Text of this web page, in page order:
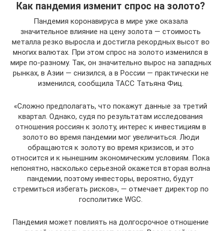
Как пандемия изменит спрос на золото?
Пандемия коронавируса в мире уже оказала
значительное влияние на цену золота — стоимость
металла резко выросла и достигла рекордных высот во
многих валютах. При этом спрос на золото изменился в
мире по-разному. Так, он значительно вырос на западных
рынках, в Азии — снизился, а в России — практически не
изменился, сообщила ТАСС Татьяна Фиц.
«Сложно предполагать, что покажут данные за третий
квартал. Однако, судя по результатам исследования
отношения россиян к золоту, интерес к инвестициям в
золото во время пандемии мог увеличиться. Люди
обращаются к золоту во время кризисов, и это
относится и к нынешним экономическим условиям. Пока
непонятно, насколько серьезной окажется вторая волна
пандемии, поэтому инвесторы, вероятно, будут
стремиться избегать рисков», — отмечает директор по
госполитике WGC.
Пандемия может повлиять на долгосрочное отношение